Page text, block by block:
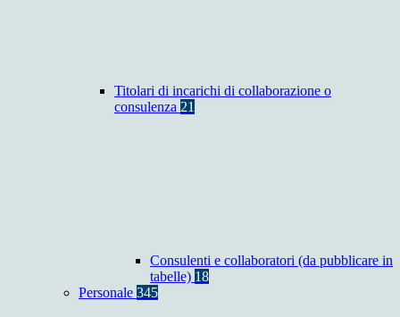
Titolari di incarichi di collaborazione o
consulenza 21
Consulenti e collaboratori (da pubblicare in
tabelle) 18
Personale 345